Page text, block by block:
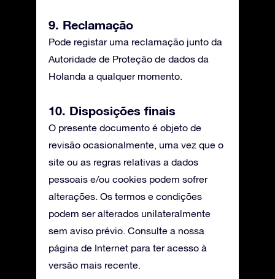
9. Reclamação
Pode registar uma reclamação junto da
Autoridade de Proteção de dados da
Holanda a qualquer momento.
10. Disposições finais
O presente documento é objeto de
revisão ocasionalmente, uma vez que o
site ou as regras relativas a dados
pessoais e/ou cookies podem sofrer
alterações. Os termos e condições
podem ser alterados unilateralmente
sem aviso prévio. Consulte a nossa
página de Internet para ter acesso à
versão mais recente.